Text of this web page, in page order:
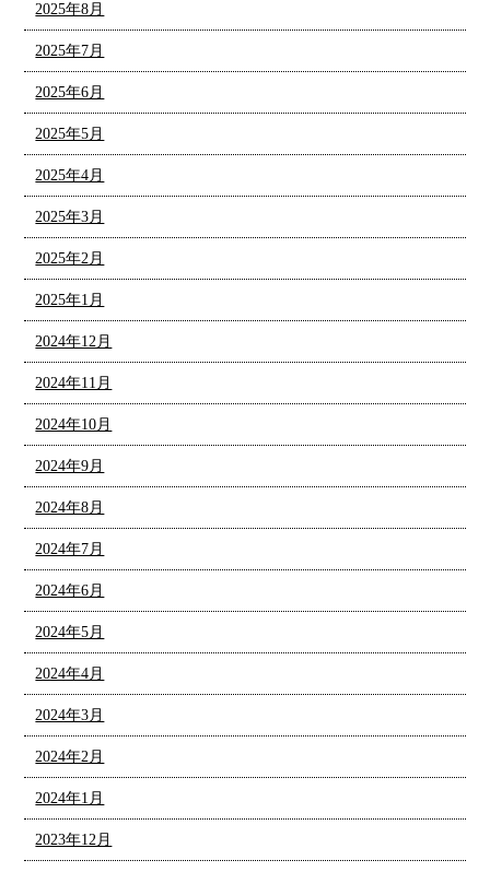
2025年8月
2025年7月
2025年6月
2025年5月
2025年4月
2025年3月
2025年2月
2025年1月
2024年12月
2024年11月
2024年10月
2024年9月
2024年8月
2024年7月
2024年6月
2024年5月
2024年4月
2024年3月
2024年2月
2024年1月
2023年12月